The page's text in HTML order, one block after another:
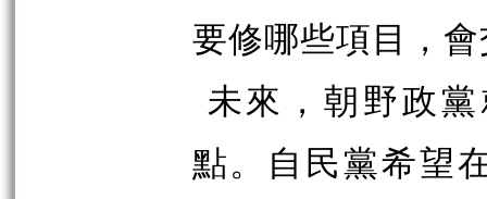
要修哪些項目，
未來，朝野政
點。自民黨希望